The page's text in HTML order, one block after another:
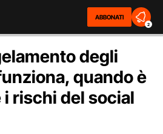
ABBONATI
2
degli
quando è
rischi del social